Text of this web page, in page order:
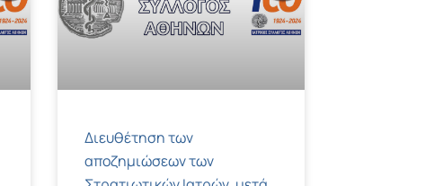
Διευθέτηση των
αποζημιώσεων των